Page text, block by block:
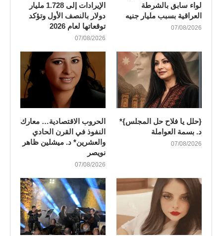
لواء سابق بالشرطة
العراقية بسبب مليار جنيه
07/08/2026
الإيرادات إلى 1.728 مليار
دولار بالنصف الأول وتؤكد
توقعاتها لعام 2026
07/08/2026
{حلل يا فلاح حل المجلس}*
د. بسمة العواملة
07/08/2026
الحروب الاقتصادية… معارك
النفوذ في القرن الحادي
والعشرين* د. ميشلين ظاهر
نويصر
07/08/2026